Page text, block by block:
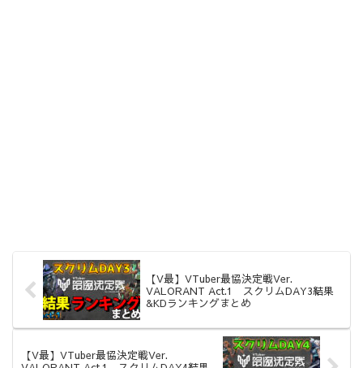
【V最】VTuber最協決定戦Ver.
VALORANT Act.1 スクリムDAY3結果
&KDランキングまとめ
【V最】VTuber最協決定戦Ver.